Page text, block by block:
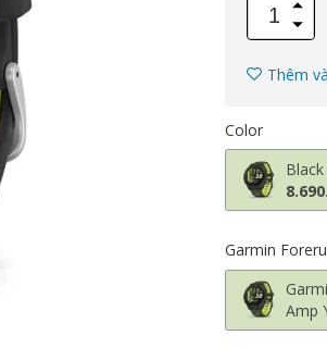
Thêm
Color
Garmin
Amp